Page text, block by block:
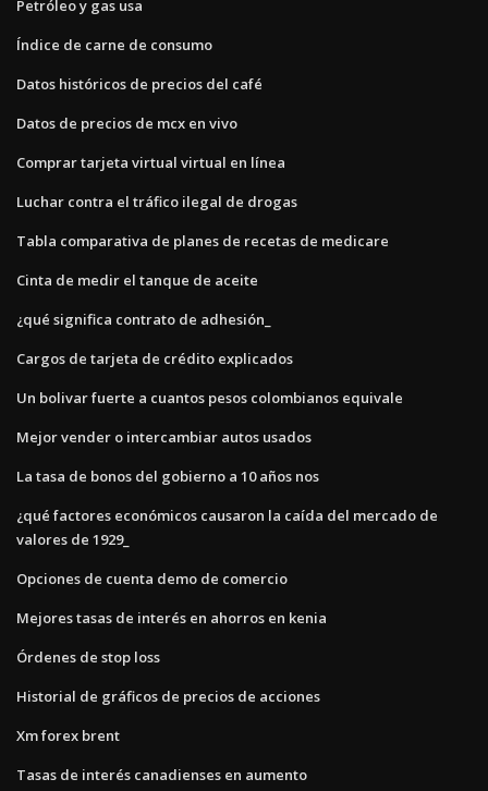
Petróleo y gas usa
Índice de carne de consumo
Datos históricos de precios del café
Datos de precios de mcx en vivo
Comprar tarjeta virtual virtual en línea
Luchar contra el tráfico ilegal de drogas
Tabla comparativa de planes de recetas de medicare
Cinta de medir el tanque de aceite
¿qué significa contrato de adhesión_
Cargos de tarjeta de crédito explicados
Un bolivar fuerte a cuantos pesos colombianos equivale
Mejor vender o intercambiar autos usados
La tasa de bonos del gobierno a 10 años nos
¿qué factores económicos causaron la caída del mercado de
valores de 1929_
Opciones de cuenta demo de comercio
Mejores tasas de interés en ahorros en kenia
Órdenes de stop loss
Historial de gráficos de precios de acciones
Xm forex brent
Tasas de interés canadienses en aumento